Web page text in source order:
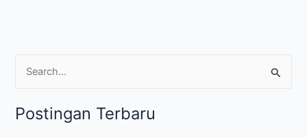
r
Postingan Terbaru